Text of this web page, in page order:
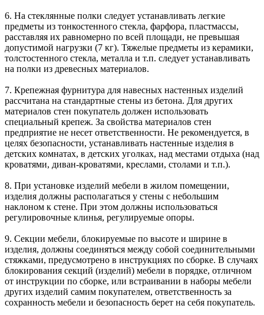
6. На стеклянные полки следует устанавливать легкие
предметы из тонкостенного стекла, фарфора, пластмассы,
расставляя их равномерно по всей площади, не превышая
допустимой нагрузки (7 кг). Тяжелые предметы из керамики,
толстостенного стекла, металла и т.п. следует устанавливать
на полки из древесных материалов.
7. Крепежная фурнитура для навесных настенных изделий
рассчитана на стандартные стены из бетона. Для других
материалов стен покупатель должен использовать
специальный крепеж. За свойства материалов стен
предприятие не несет ответственности. Не рекомендуется, в
целях безопасности, устанавливать настенные изделия в
детских комнатах, в детских уголках, над местами отдыха (над
кроватями, диван-кроватями, креслами, столами и т.п.).
8. При установке изделий мебели в жилом помещении,
изделия должны располагаться у стены с небольшим
наклоном к стене. При этом должны использоваться
регулировочные клинья, регулируемые опоры.
9. Секции мебели, блокируемые по высоте и ширине в
изделия, должны соединяться между собой соединительными
стяжками, предусмотрено в инструкциях по сборке. В случаях
блокирования секций (изделий) мебели в порядке, отличном
от инструкции по сборке, или встраивании в наборы мебели
других изделий самим покупателем, ответственность за
сохранность мебели и безопасность берет на себя покупатель.